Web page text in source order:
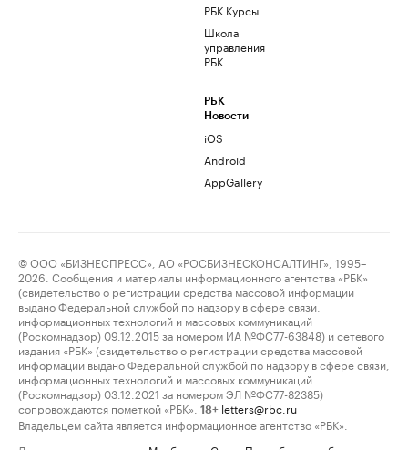
РБК Курсы
Школа
управления
РБК
РБК
Новости
iOS
Android
AppGallery
© ООО «БИЗНЕСПРЕСС», АО «РОСБИЗНЕСКОНСАЛТИНГ», 1995–
2026. Сообщения и материалы информационного агентства «РБК»
(свидетельство о регистрации средства массовой информации
выдано Федеральной службой по надзору в сфере связи,
информационных технологий и массовых коммуникаций
(Роскомнадзор) 09.12.2015 за номером ИА №ФС77-63848) и сетевого
издания «РБК» (свидетельство о регистрации средства массовой
информации выдано Федеральной службой по надзору в сфере связи,
информационных технологий и массовых коммуникаций
(Роскомнадзор) 03.12.2021 за номером ЭЛ №ФС77-82385)
сопровождаются пометкой «РБК».
18+ letters@rbc.ru
Владельцем сайта является информационное агентство «РБК».